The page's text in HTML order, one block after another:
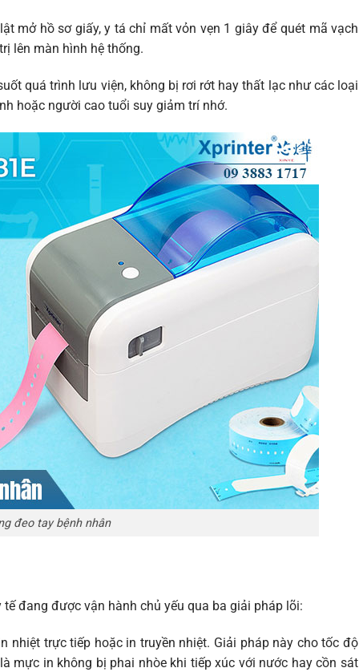
mở hồ sơ giấy, y tá chỉ mất vỏn vẹn 1 giây để quét mã vạch
lên màn hình hệ thống.
quá trình lưu viện, không bị rơi rớt hay thất lạc như các loại
hoặc người cao tuổi suy giảm trí nhớ.
đeo tay bệnh nhân
đang được vận hành chủ yếu qua ba giải pháp lõi:
nhiệt trực tiếp hoặc in truyền nhiệt. Giải pháp này cho tốc độ
mực in không bị phai nhòe khi tiếp xúc với nước hay cồn sát